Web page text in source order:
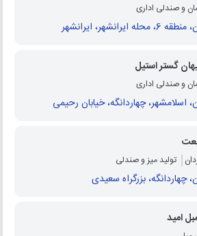
و صندلی اداری
محله ایرانشهر، ایرانشهر
گستر استیل
و صندلی اداری
اسلامشهر، چهاردانگه، خیابان رحیمی
تولید میز و صندلی
چهاردانگه، بزرگراه سعیدی
امید